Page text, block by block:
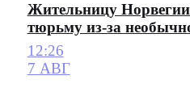
Жительницу
тюрьму из-за
12:26
7 АВГ